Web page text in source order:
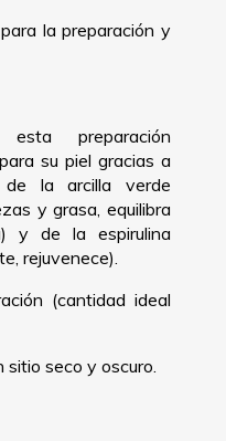
la preparación y
esta preparación
su piel gracias a
de la arcilla verde
y grasa, equilibra
y de la espirulina
rejuvenece).
(cantidad ideal
seco y oscuro.